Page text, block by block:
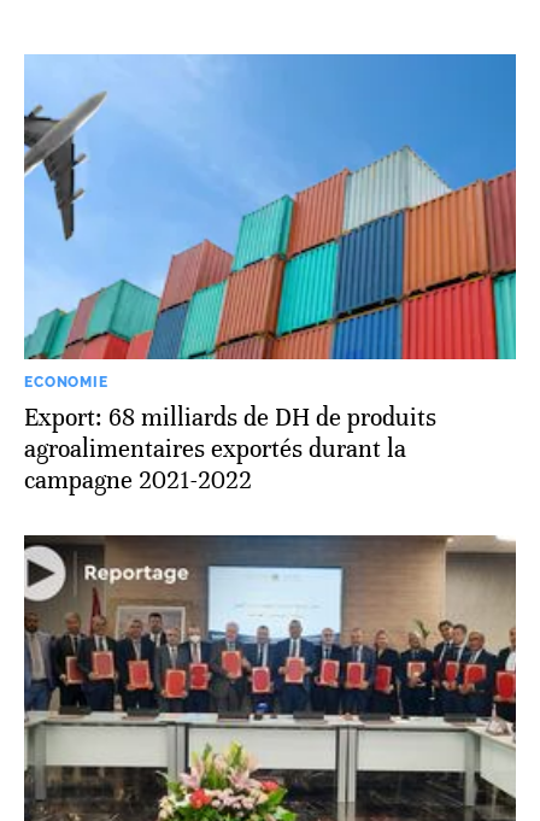
ECONOMIE
Export: 68 milliards de DH de produits
agroalimentaires exportés durant la
campagne 2021-2022